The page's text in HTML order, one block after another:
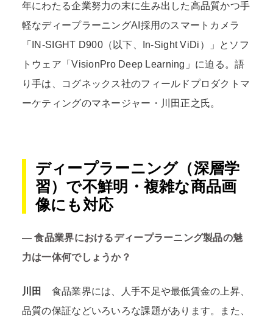
年にわたる企業努力の末に生み出した高品質かつ手
軽なディープラーニングAI採用のスマートカメラ
「IN-SIGHT D900（以下、In-Sight ViDi）」とソフ
トウェア「VisionPro Deep Learning」に迫る。語
り手は、コグネックス社のフィールドプロダクトマ
ーケティングのマネージャー・川田正之氏。
ディープラーニング（深層学
習）で不鮮明・複雑な商品画
像にも対応
― 食品業界におけるディープラーニング製品の魅
力は一体何でしょうか？
川田
食品業界には、人手不足や最低賃金の上昇、
品質の保証などいろいろな課題があります。また、